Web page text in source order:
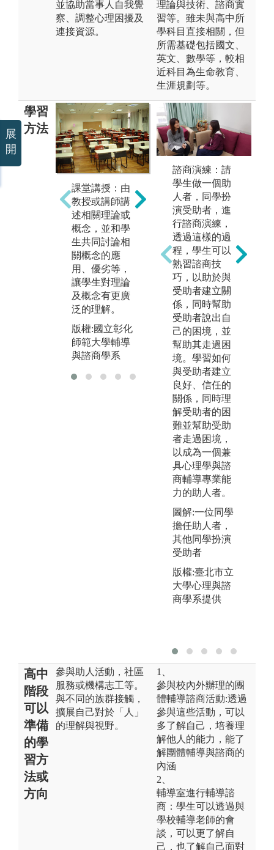
並協助當事人自我覺
察、調整心理困擾及
連接資源。
理論與技術、諮商實
習等。雖未與高中所
學科目直接相關，但
所需基礎包括國文、
英文、數學等，較相
近科目為生命教育、
生涯規劃等。
學習
方法
課堂講授：由
教授或講師講
述相關理論或
概念，並和學
生共同討論相
關概念的應
用、優劣等，
讓學生對理論
及概念有更廣
泛的理解。
版權:國立彰化
師範大學輔導
與諮商學系
實作教學：學
生自大二、大
三開始即必須
定期至中學或
社區見習或實
習，並與教學
或輔導老師的
督導討論。
版權:國立彰化
師範大學輔導
與諮商學系
諮商演練：請
學生做一個助
人者，同學扮
演受助者，進
行諮商演練，
透過這樣的過
程，學生可以
熟習諮商技
巧，以助於與
受助者建立關
係，同時幫助
受助者說出自
己的困境，並
幫助其走過困
境。學習如何
與受助者建立
良好、信任的
關係，同時理
解受助者的困
難並幫助受助
者走過困境，
以成為一個兼
具心理學與諮
商輔導專業能
力的助人者。
圖解:一位同學
擔任助人者，
其他同學扮演
受助者
版權:臺北市立
大學心理與諮
商學系提供
高中
階段
可以
準備
的學
習方
法或
方向
參與助人活動，社區
服務或機構志工等。
與不同的族群接觸，
擴展自己對於「人」
的理解與視野。
1、
參與校內外辦理的團
體輔導諮商活動:透過
參與這些活動，可以
多了解自己，培養理
解他人的能力，能了
解團體輔導與諮商的
內涵
2、
輔導室進行輔導諮
商：學生可以透過與
學校輔導老師的會
談，可以更了解自
己，也了解自己面對
展
開